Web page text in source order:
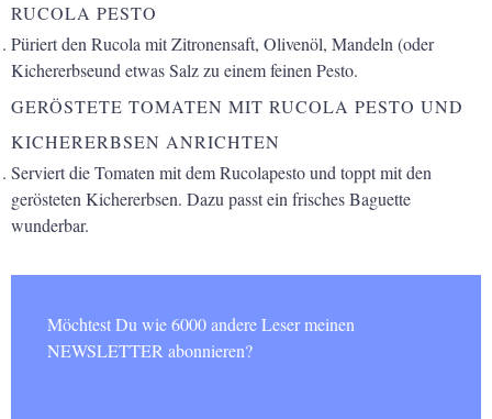
RUCOLA PESTO
Püriert den Rucola mit Zitronensaft, Olivenöl, Mandeln (oder
Kichererbseund etwas Salz zu einem feinen Pesto.
GERÖSTETE TOMATEN MIT RUCOLA PESTO UND
KICHERERBSEN ANRICHTEN
Serviert die Tomaten mit dem Rucolapesto und toppt mit den
gerösteten Kichererbsen. Dazu passt ein frisches Baguette
wunderbar.
Möchtest Du wie 6000 andere Leser meinen
NEWSLETTER abonnieren?